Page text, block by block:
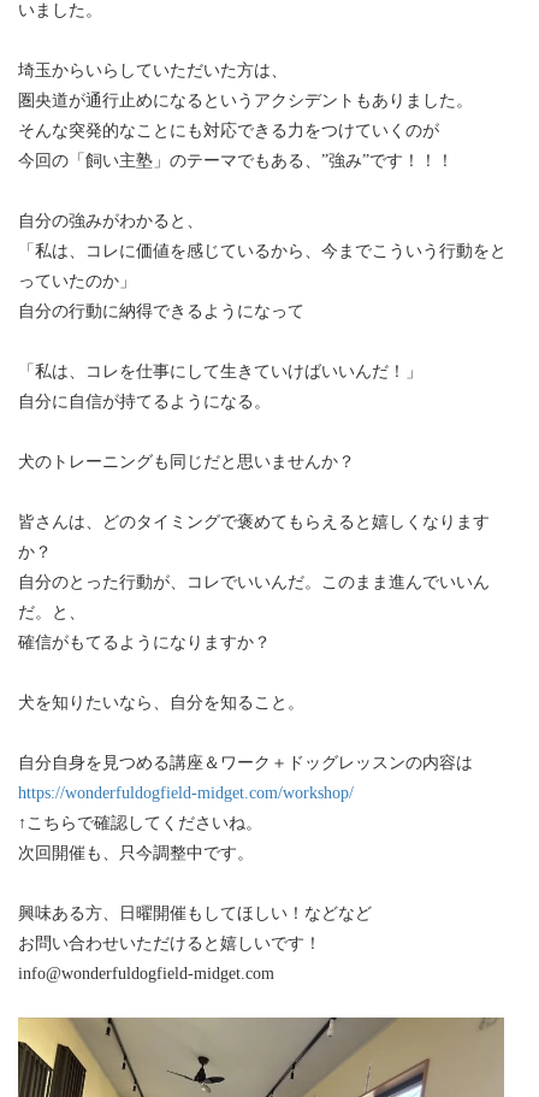
いました。
埼玉からいらしていただいた方は、
圏央道が通行止めになるというアクシデントもありました。
そんな突発的なことにも対応できる力をつけていくのが
今回の「飼い主塾」のテーマでもある、”強み”です！！！
自分の強みがわかると、
「私は、コレに価値を感じているから、今までこういう行動をと
っていたのか」
自分の行動に納得できるようになって
「私は、コレを仕事にして生きていけばいいんだ！」
自分に自信が持てるようになる。
犬のトレーニングも同じだと思いませんか？
皆さんは、どのタイミングで褒めてもらえると嬉しくなります
か？
自分のとった行動が、コレでいいんだ。このまま進んでいいん
だ。と、
確信がもてるようになりますか？
犬を知りたいなら、自分を知ること。
自分自身を見つめる講座＆ワーク＋ドッグレッスンの内容は
https://wonderfuldogfield-midget.com/workshop/
↑こちらで確認してくださいね。
次回開催も、只今調整中です。
興味ある方、日曜開催もしてほしい！などなど
お問い合わせいただけると嬉しいです！
info@wonderfuldogfield-midget.com